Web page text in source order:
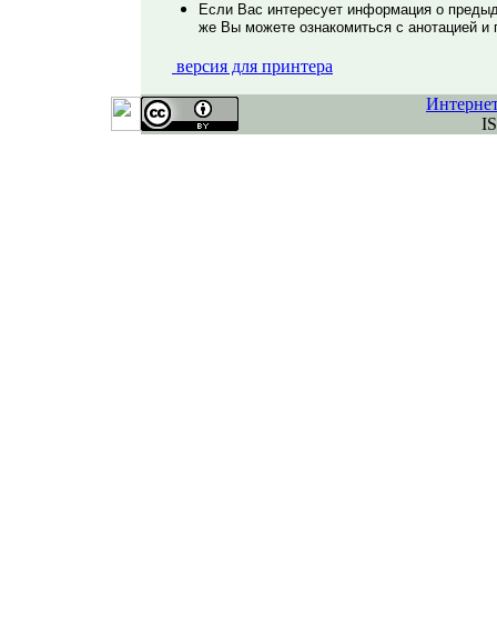
Если Вас интересует информация о
же Вы можете ознакомиться с анотацией и
версия для принтера